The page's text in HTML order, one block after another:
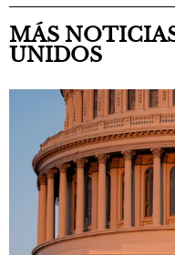
MÁS
UNIDOS